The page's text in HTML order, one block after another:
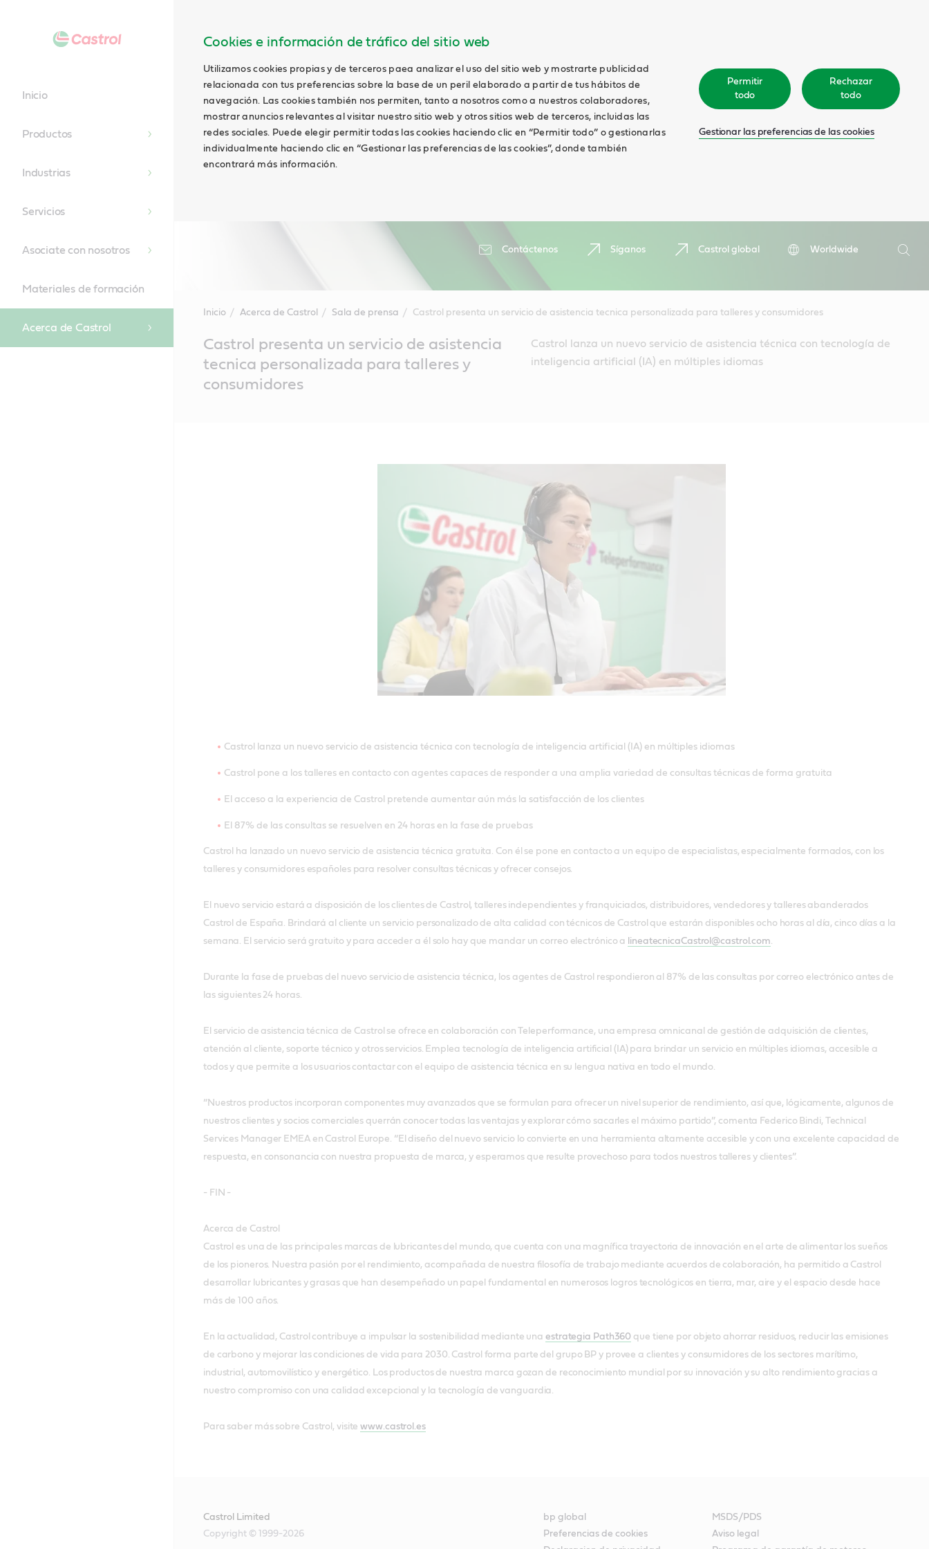
Cookies e información de tráfico del sitio web
Utilizamos cookies propias y de terceros paea analizar el uso del sitio web y mostrarte publicidad
relacionada con tus preferencias sobre la base de un peril elaborado a partir de tus hábitos de
navegación. Las cookies también nos permiten, tanto a nosotros como a nuestros colaboradores,
mostrar anuncios relevantes al visitar nuestro sitio web y otros sitios web de terceros, incluidas las
redes sociales. Puede elegir permitir todas las cookies haciendo clic en “Permitir todo” o gestionarlas
individualmente haciendo clic en “Gestionar las preferencias de las cookies”, donde también
encontrará más información.
Permitir
todo
Rechazar
todo
Gestionar las preferencias de las cookies
Contáctenos Síganos Castrol global
Worldwide
Buscar
Inicio
Productos
Industrias
Servicios
Asociate con nosotros
Materiales de formación
Acerca de Castrol
Inicio Acerca de Castrol Sala de prensa Castrol presenta un servicio de asistencia tecnica personalizada para talleres y consumidores
ContentCastrol presenta un servicio de asistencia
tecnica personalizada para talleres y
consumidores
Castrol lanza un nuevo servicio de asistencia técnica con tecnología de
inteligencia artificial (IA) en múltiples idiomas
Castrol lanza un nuevo servicio de asistencia técnica con tecnología de inteligencia artificial (IA) en múltiples idiomas
Castrol pone a los talleres en contacto con agentes capaces de responder a una amplia variedad de consultas técnicas de forma gratuita
El acceso a la experiencia de Castrol pretende aumentar aún más la satisfacción de los clientes
El 87% de las consultas se resuelven en 24 horas en la fase de pruebas
Castrol ha lanzado un nuevo servicio de asistencia técnica gratuita. Con él se pone en contacto a un equipo de especialistas, especialmente formados, con los
talleres y consumidores españoles para resolver consultas técnicas y ofrecer consejos.
El nuevo servicio estará a disposición de los clientes de Castrol, talleres independientes y franquiciados, distribuidores, vendedores y talleres abanderados
Castrol de España. Brindará al cliente un servicio personalizado de alta calidad con técnicos de Castrol que estarán disponibles ocho horas al día, cinco días a la
semana. El servicio será gratuito y para acceder a él solo hay que mandar un correo electrónico a lineatecnicaCastrol@castrol.com.
Durante la fase de pruebas del nuevo servicio de asistencia técnica, los agentes de Castrol respondieron al 87% de las consultas por correo electrónico antes de
las siguientes 24 horas.
El servicio de asistencia técnica de Castrol se ofrece en colaboración con Teleperformance, una empresa omnicanal de gestión de adquisición de clientes,
atención al cliente, soporte técnico y otros servicios. Emplea tecnología de inteligencia artificial (IA) para brindar un servicio en múltiples idiomas, accesible a
todos y que permite a los usuarios contactar con el equipo de asistencia técnica en su lengua nativa en todo el mundo.
“Nuestros productos incorporan componentes muy avanzados que se formulan para ofrecer un nivel superior de rendimiento, así que, lógicamente, algunos de
nuestros clientes y socios comerciales querrán conocer todas las ventajas y explorar cómo sacarles el máximo partido”, comenta Federico Bindi, Technical
Services Manager EMEA en Castrol Europe. “El diseño del nuevo servicio lo convierte en una herramienta altamente accesible y con una excelente capacidad de
respuesta, en consonancia con nuestra propuesta de marca, y esperamos que resulte provechoso para todos nuestros talleres y clientes”.
- FIN -
Acerca de Castrol
Castrol es una de las principales marcas de lubricantes del mundo, que cuenta con una magnífica trayectoria de innovación en el arte de alimentar los sueños
de los pioneros. Nuestra pasión por el rendimiento, acompañada de nuestra filosofía de trabajo mediante acuerdos de colaboración, ha permitido a Castrol
desarrollar lubricantes y grasas que han desempeñado un papel fundamental en numerosos logros tecnológicos en tierra, mar, aire y el espacio desde hace
más de 100 años.
En la actualidad, Castrol contribuye a impulsar la sostenibilidad mediante unaestrategia Path360 que tiene por objeto ahorrar residuos, reducir las emisiones
de carbono y mejorar las condiciones de vida para 2030. Castrol forma parte del grupo BP y provee a clientes y consumidores de los sectores marítimo,
industrial, automovilístico y energético. Los productos de nuestra marca gozan de reconocimiento mundial por su innovación y su alto rendimiento gracias a
nuestro compromiso con una calidad excepcional y la tecnología de vanguardia.
Para saber más sobre Castrol, visitewww.castrol.es
Castrol Limited
Copyright © 1999-2026
bp global
MSDS/PDS
Preferencias de cookies
Aviso legal